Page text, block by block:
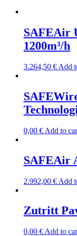
SAFEAir
1200m³/h
3.264,50 € Add
0,00 € Add to
SAFEAir
2.992,00 € Add
Zutritt
0,00 € Add to